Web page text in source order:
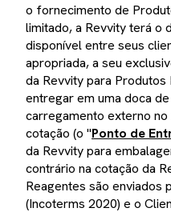
o fornecimento de
limitado, a Revvity terá o
disponível entre seus
apropriada, a seu
da Revvity para
entregar em uma doca
carregamento externo
cotação (o "Ponto de
da Revvity para
contrário na cotação da
Reagentes são enviados
(Incoterms 2020) e o